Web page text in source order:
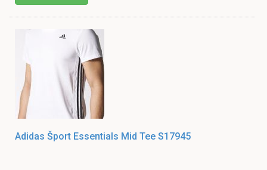
Adidas Šport Essentials Mid Tee S17945